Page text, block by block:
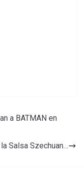
a BATMAN en
Salsa Szechuan…